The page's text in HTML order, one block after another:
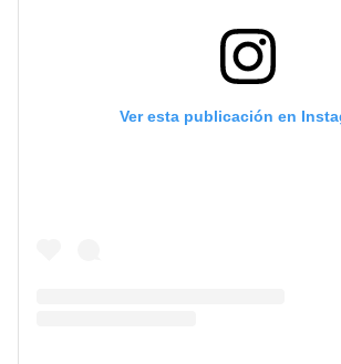
Ver esta publicación en